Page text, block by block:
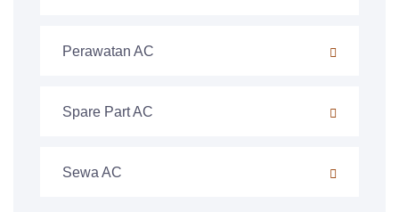
Perawatan AC
Spare Part AC
Sewa AC